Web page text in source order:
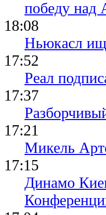
победу над
18:08
Ньюкасл
17:52
Реал
17:37
17:21
Микель
17:15
Динамо